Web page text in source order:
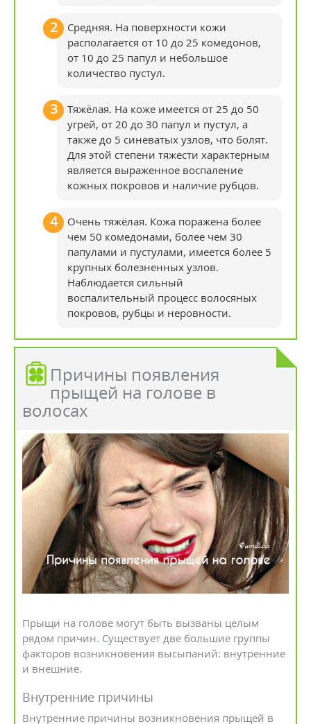
Средняя. На поверхности кожи
располагается от 10 до 25 комедонов,
от 10 до 25 папул и небольшое
количество пустул.
Тяжёлая. На коже имеется от 25 до 50
угрей, от 20 до 30 папул и пустул, а
также до 5 синеватых узлов, что болят.
Для этой степени тяжести характерным
является выраженное воспаление
кожных покровов и наличие рубцов.
Очень тяжёлая. Кожа поражена более
чем 50 комедонами, более чем 30
папулами и пустулами, имеется более 5
крупных болезненных узлов.
Наблюдается сильный
воспалительный процесс волосяных
покровов, рубцы и неровности.
Причины появления
прыщей на голове в
волосах
Прыщи на голове могут быть вызваны целым
рядом причин. Существует две большие группы
факторов возникновения высыпаний: внутренние
и внешние.
Внутренние причины
Внутренние причины возникновения прыщей в